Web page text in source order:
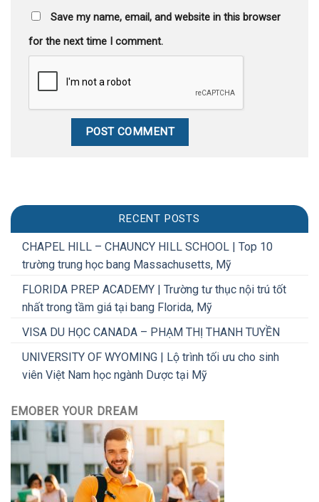
RECENT POSTS
CHAPEL HILL – CHAUNCY HILL SCHOOL | Top 10
trường trung học bang Massachusetts, Mỹ
FLORIDA PREP ACADEMY | Trường tư thục nội trú tốt
nhất trong tầm giá tại bang Florida, Mỹ
VISA DU HỌC CANADA – PHẠM THỊ THANH TUYỀN
UNIVERSITY OF WYOMING | Lộ trình tối ưu cho sinh
viên Việt Nam học ngành Dược tại Mỹ
EMOBER YOUR DREAM
Save my name, email, and website in this browser
for the next time I comment.